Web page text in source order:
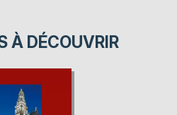
À DÉCOUVRIR